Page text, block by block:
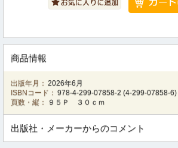
商品情報
出版年月： 2026年6月
ISBNコード： 978-4-299-07858-2 (4-299-07858-6)
頁数・縦：
９５Ｐ ３０ｃｍ
出版社・メーカーからのコメント